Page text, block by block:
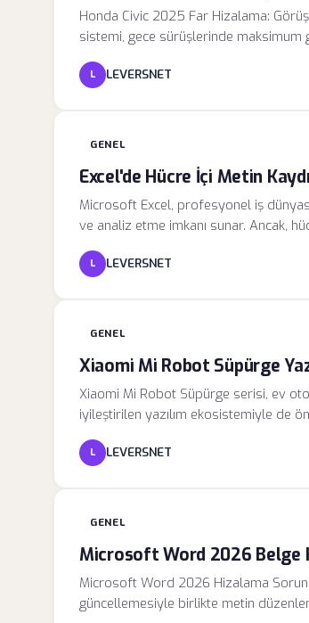
Honda Civic 2025 Far Hizalama:
sistemi, gece sürüşlerinde maksimum
sistemlerin performansını optimize
parçası olan ışık huzmesi disiplinini
L LEVERSNET
GENEL
Excel'de Hücre İçi Metin
Microsoft Excel, profesyonel iş
ve analiz etme imkanı sunar. Ancak,
nedeniyle genellikle "taşma" yapar
proje takip tablolarında ciddi bir
L LEVERSNET
GENEL
Xiaomi Mi Robot Süpürge
Xiaomi Mi Robot Süpürge serisi, ev
iyileştirilen yazılım ekosistemiyle de
yalnızca hata giderme süreçlerini
engellerden kaçınma ve oda tanıma
L LEVERSNET
GENEL
Microsoft Word 2026 Belge
Microsoft Word 2026 Hizalama
güncellemesiyle birlikte metin